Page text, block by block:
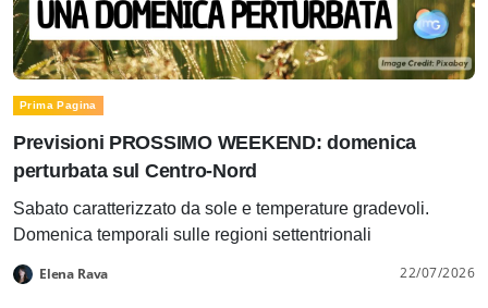
Prima Pagina
Previsioni PROSSIMO WEEKEND: domenica
perturbata sul Centro-Nord
Sabato caratterizzato da sole e temperature gradevoli.
Domenica temporali sulle regioni settentrionali
Elena Rava 22/07/2026